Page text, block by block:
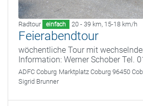
Radtour einfach 20 - 39 km, 15-18 km/h
Feierabendtour
wöchentliche Tour mit
Information: Werner Schober Tel.
ADFC Coburg Marktplatz Coburg 96450
Sigrid Brunner